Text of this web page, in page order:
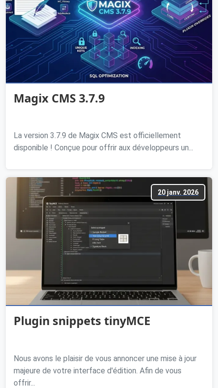
Magix CMS 3.7.9
La version 3.7.9 de Magix CMS est officiellement
disponible ! Conçue pour offrir aux développeurs un...
20 janv. 2026
Plugin snippets tinyMCE
Nous avons le plaisir de vous annoncer une mise à jour
majeure de votre interface d'édition. Afin de vous
offrir...